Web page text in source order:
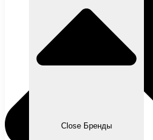
Close Бренды